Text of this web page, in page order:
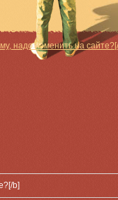
надо изменить на
b]